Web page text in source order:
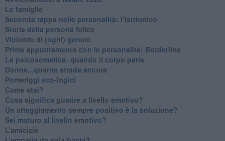
Le famiglie
Seconda tappa nelle personalità: l’istrionico
​Storia della persona felice
Violenze di (ogni) genere
​Primo appuntamento con le personalità: Borderline
La psicosomatica: quando il corpo parla
Donne...quanta strada ancora
​Pomeriggi eco-logici
​Come stai?
Cosa significa guarire a livello emotivo?
​Un atteggiamento sempre positivo è la soluzione?
​Sei maturo al livello emotivo?
​L’amicizia